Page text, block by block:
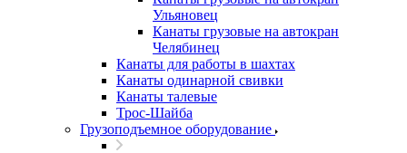
Ульяновец
Канаты грузовые на автокран
Челябинец
Канаты для работы в шахтах
Канаты одинарной свивки
Канаты талевые
Трос-Шайба
Грузоподъемное оборудование